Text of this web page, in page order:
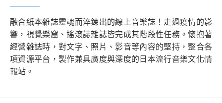
融合紙本雜誌靈魂而淬鍊出的線上音樂誌！走過疫情的影
響，視覺樂窟、搖滾誌雜誌皆完成其階段性任務。懷抱著
經營雜誌時，對文字、照片、影音等內容的堅持，整合各
項資源平台，製作兼具廣度與深度的日本流行音樂文化情
報站。